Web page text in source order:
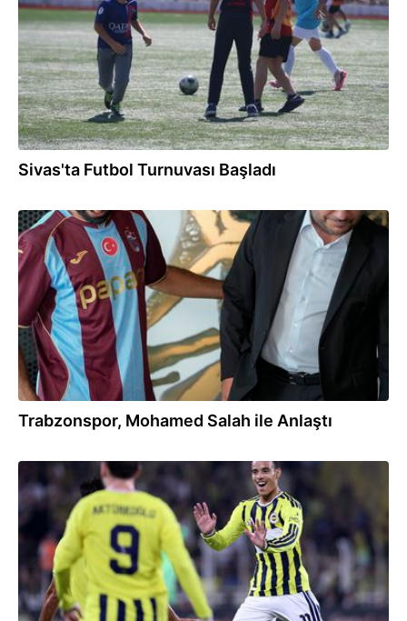
Sivas'ta Futbol Turnuvası Başladı
16:00
Trabzonspor, Mohamed Salah ile Anlaştı
15:56